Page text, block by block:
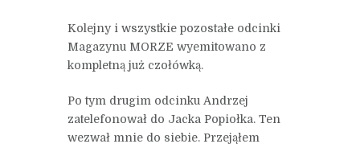
Kolejny i wszystkie pozostałe odcinki
Magazynu MORZE wyemitowano z
kompletną już czołówką.
Po tym drugim odcinku Andrzej
zatelefonował do Jacka Popiołka. Ten
wezwał mnie do siebie. Przejąłem